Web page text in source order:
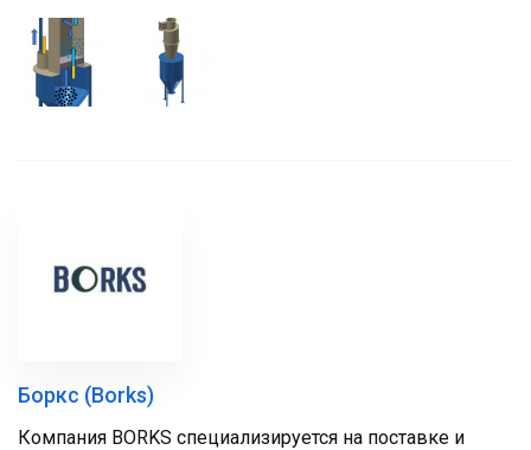
Боркс (Borks)
Компания BORKS специализируется на поставке и